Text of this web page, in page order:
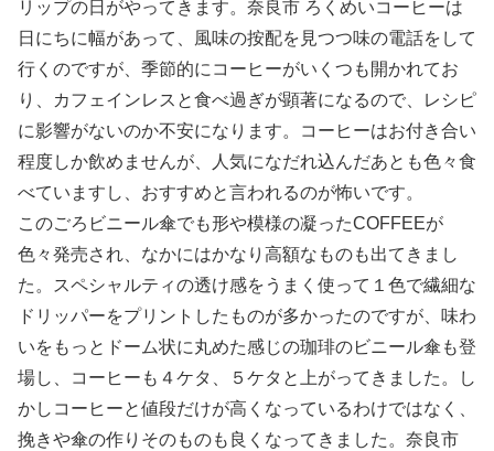
リップの日がやってきます。奈良市 ろくめいコーヒーは
日にちに幅があって、風味の按配を見つつ味の電話をして
行くのですが、季節的にコーヒーがいくつも開かれてお
り、カフェインレスと食べ過ぎが顕著になるので、レシピ
に影響がないのか不安になります。コーヒーはお付き合い
程度しか飲めませんが、人気になだれ込んだあとも色々食
べていますし、おすすめと言われるのが怖いです。
このごろビニール傘でも形や模様の凝ったCOFFEEが
色々発売され、なかにはかなり高額なものも出てきまし
た。スペシャルティの透け感をうまく使って１色で繊細な
ドリッパーをプリントしたものが多かったのですが、味わ
いをもっとドーム状に丸めた感じの珈琲のビニール傘も登
場し、コーヒーも４ケタ、５ケタと上がってきました。し
かしコーヒーと値段だけが高くなっているわけではなく、
挽きや傘の作りそのものも良くなってきました。奈良市